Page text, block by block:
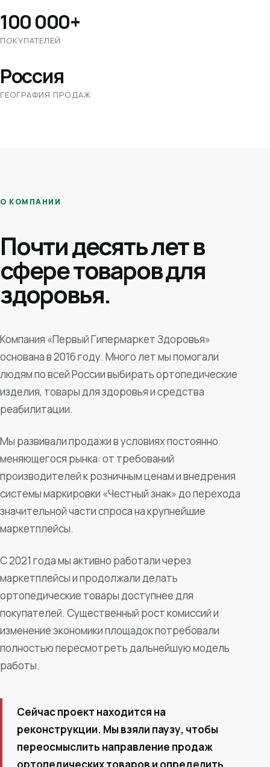
100 000+
ПОКУПАТЕЛЕЙ
Россия
ГЕОГРАФИЯ ПРОДАЖ
О КОМПАНИИ
Почти десять лет в
сфере товаров для
здоровья.
Компания «Первый Гипермаркет Здоровья»
основана в 2016 году. Много лет мы помогали
людям по всей России выбирать ортопедические
изделия, товары для здоровья и средства
реабилитации.
Мы развивали продажи в условиях постоянно
меняющегося рынка: от требований
производителей к розничным ценам и внедрения
системы маркировки «Честный знак» до перехода
значительной части спроса на крупнейшие
маркетплейсы.
С 2021 года мы активно работали через
маркетплейсы и продолжали делать
ортопедические товары доступнее для
покупателей. Существенный рост комиссий и
изменение экономики площадок потребовали
полностью пересмотреть дальнейшую модель
работы.
Сейчас проект находится на
реконструкции. Мы взяли паузу, чтобы
переосмыслить направление продаж